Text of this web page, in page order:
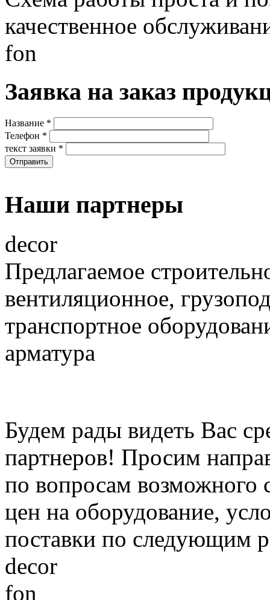
качественное
fon
Заявка на заказ
Название *
Телефон *
текст заявки *
Наши партнеры
decor
Предлагаемое
вентиляционное,
транспортное
арматура
Будем рады видеть Вас
партнеров! Просим
по вопросам возможного
цен на оборудование,
поставки по следующим
decor
fon